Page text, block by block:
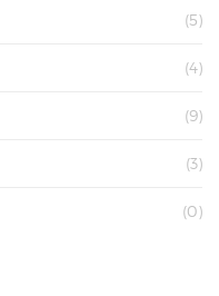
(5)
(4)
(9)
(3)
(0)